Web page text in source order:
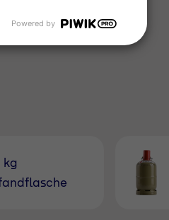
kg
Powered by